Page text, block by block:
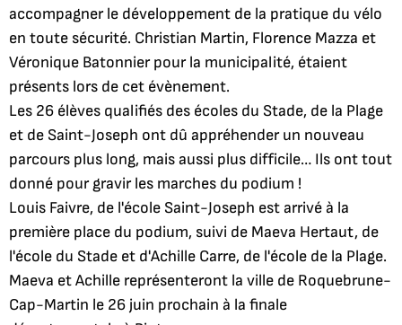
accompagner le développement de la pratique du vélo
en toute sécurité. Christian Martin, Florence Mazza et
Véronique Batonnier pour la municipalité, étaient
présents lors de cet évènement.
Les 26 élèves qualifiés des écoles du Stade, de la Plage
et de Saint-Joseph ont dû appréhender un nouveau
parcours plus long, mais aussi plus difficile… Ils ont tout
donné pour gravir les marches du podium !
Louis Faivre, de l'école Saint-Joseph est arrivé à la
première place du podium, suivi de Maeva Hertaut, de
l'école du Stade et d'Achille Carre, de l'école de la Plage.
Maeva et Achille représenteront la ville de Roquebrune-
Cap-Martin le 26 juin prochain à la finale